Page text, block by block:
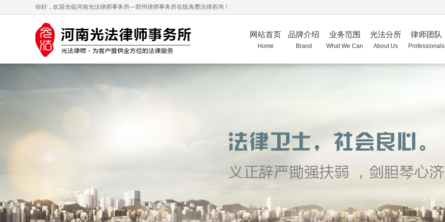
你好，欢迎光临河南光法律师事务所—郑州律师事务所在线免费法律咨询！
网站首页
Home
品牌介绍
Brand
业务范围
What We Can
光法分所
About Us
律师团队
Professionals